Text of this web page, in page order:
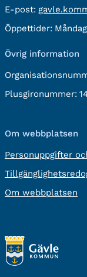
E-post: E-
post:
Öppettider:
Övrig information
Plusgironummer:
Om webbplatsen
Personuppgifter
Om webbplatsen